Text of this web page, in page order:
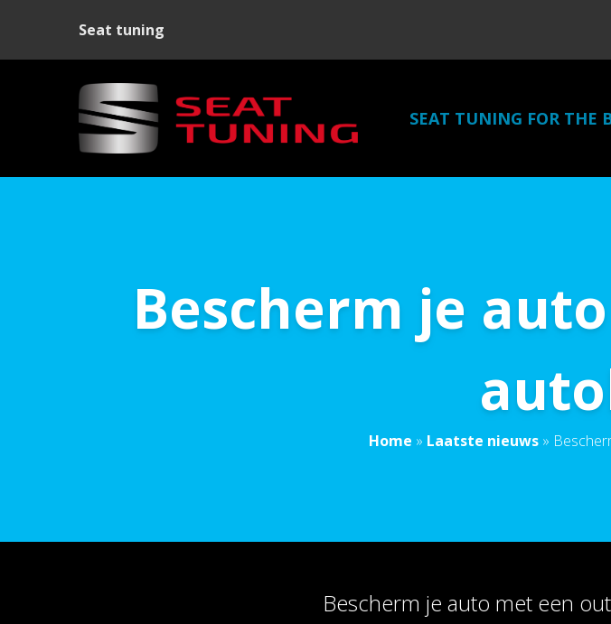
Seat tuning
SEAT TUNING FOR THE
Bescherm je
Home » Laatste nieuws »
Bescherm je auto met een